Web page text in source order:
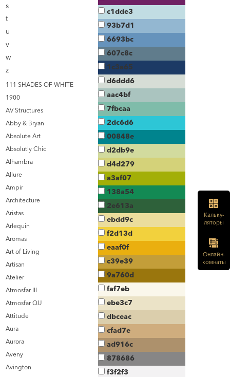
s
t
u
v
w
z
111 SHADES OF WHITE
1900
AV Structures
Abby & Bryan
Absolute Art
Absolutly Chic
Alhambra
Allure
Ampir
Architecture
Aristas
Arlequin
Aromas
Art of Living
Artisan
Atelier
Atmosfar III
Atmosfar QU
Attitude
Aura
Aurora
Aveny
Avington
c1dde3
93b7d1
6693bc
607c8c
1c3a65
d6ddd6
aac4bf
7fbcaa
2dc6d6
00848e
d2db9e
d4d279
a3af07
138a54
2e613a
ebdd9c
f2d13d
eaaf0f
c39e39
9a760d
faf7eb
ebe3c7
dbceac
cfad7e
ad916c
878686
f3f2f3
Кальку-
ляторы
Онлайн-
комнаты